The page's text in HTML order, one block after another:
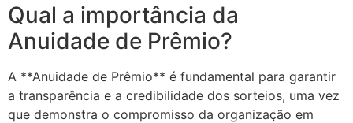
Qual a importância da
Anuidade de Prêmio?
A **Anuidade de Prêmio** é fundamental para garantir
a transparência e a credibilidade dos sorteios, uma vez
que demonstra o compromisso da organização em